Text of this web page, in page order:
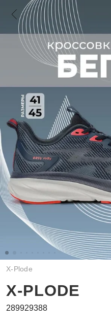
X-Plode
X-PLODE
289929388